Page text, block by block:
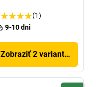
(1)
9-10 dni
Zobraziť 2 variantov